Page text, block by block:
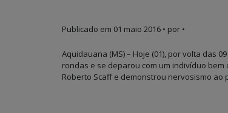
Publicado em 01 maio 2016 • por •
Aquidauana (MS) – Hoje (01), por volta das
rondas e se deparou com um indivíduo
Roberto Scaff e demonstrou nervosismo